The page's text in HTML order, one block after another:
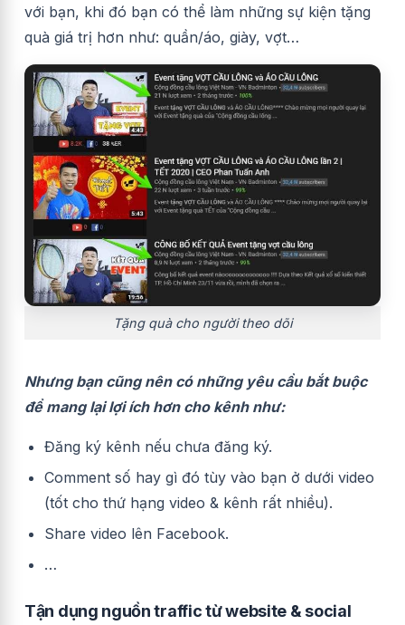
với bạn, khi đó bạn có thể làm những sự kiện tặng
quà giá trị hơn như: quần/áo, giày, vợt…
Tặng quà cho người theo dõi
Nhưng bạn cũng nên có những yêu cầu bắt buộc
để mang lại lợi ích hơn cho kênh như:
Đăng ký kênh nếu chưa đăng ký.
Comment số hay gì đó tùy vào bạn ở dưới video
(tốt cho thứ hạng video & kênh rất nhiều).
Share video lên Facebook.
…
Tận dụng nguồn traffic từ website & social